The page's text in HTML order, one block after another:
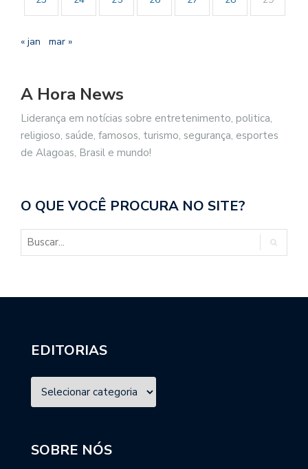
« jan mar »
A Hora News
Liderança em notícias sobre entretenimento, politica,
religioso, saúde, famosos, turismo, segurança, esportes
de Alagoas, Brasil e mundo!
O QUE VOCÊ PROCURA NO SITE?
EDITORIAS
SOBRE NÓS